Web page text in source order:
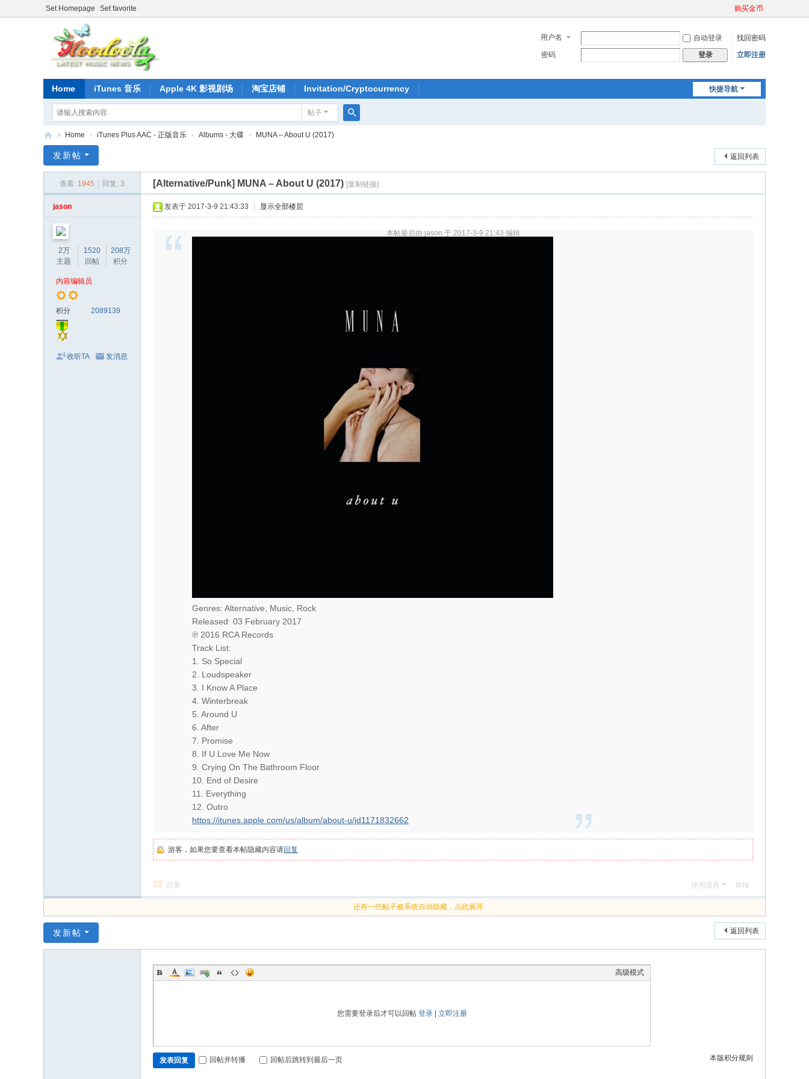
Set Homepage Set favorite 购买金币
用户名 自动登录
找回密码
密码
登录 立即注册
快捷导航
Home iTunes 音乐 Apple 4K 影视剧场 淘宝店铺 Invitation/Cryptocurrency
帖子
版
» Home › iTunes Plus AAC - 正版音乐 › Albums - 大碟 › MUNA – About U (2017)
返回列表
发新帖
查看: 1945 回复: 3 [Alternative/Punk] MUNA – About U (2017) [复制链接]
jason
2万
主题
1520
回帖
208万
积分
内容编辑员
积分 2089139
收听TA 发消息
发表于 2017-3-9 21:43:33 显示全部楼层
本帖最后由 jason 于 2017-3-9 21:43 编辑
Genres: Alternative, Music, Rock
Released: 03 February 2017
℗ 2016 RCA Records
Track List:
1. So Special
2. Loudspeaker
3. I Know A Place
4. Winterbreak
5. Around U
6. After
7. Promise
8. If U Love Me Now
9. Crying On The Bathroom Floor
10. End of Desire
11. Everything
12. Outro
https://itunes.apple.com/us/album/about-u/id1171832662
游客，如果您要查看本帖隐藏内容请回复
回复 使用道具 举报
还有一些帖子被系统自动隐藏，点此展开
返回列表
发新帖
高级模式
您需要登录后才可以回帖 登录| 立即注册
本版积分规则
发表回复 回帖并转播 回帖后跳转到最后一页